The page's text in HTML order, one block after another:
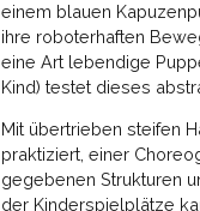
einem blauen
ihre roboterhaften
eine Art lebendige
Kind) testet dieses
Mit übertrieben steifen
praktiziert, einer
gegebenen Strukturen
der Kinderspielplätze